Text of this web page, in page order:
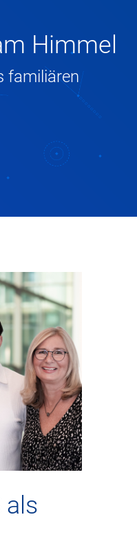
Himmel
familiären
als